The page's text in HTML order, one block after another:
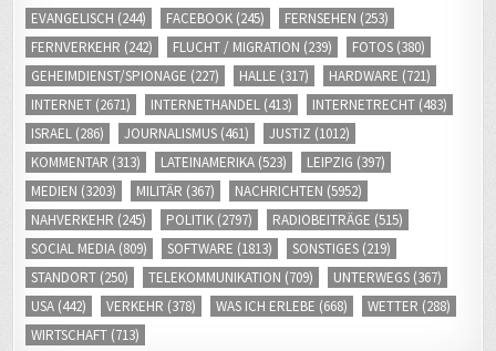
EVANGELISCH (244) FACEBOOK (245) FERNSEHEN (253)
FERNVERKEHR (242) FLUCHT / MIGRATION (239) FOTOS (380)
GEHEIMDIENST/SPIONAGE (227) HALLE (317) HARDWARE (721)
INTERNET (2671) INTERNETHANDEL (413) INTERNETRECHT (483)
ISRAEL (286) JOURNALISMUS (461) JUSTIZ (1012)
KOMMENTAR (313) LATEINAMERIKA (523) LEIPZIG (397)
MEDIEN (3203) MILITÄR (367) NACHRICHTEN (5952)
NAHVERKEHR (245) POLITIK (2797) RADIOBEITRÄGE (515)
SOCIAL MEDIA (809) SOFTWARE (1813) SONSTIGES (219)
STANDORT (250) TELEKOMMUNIKATION (709) UNTERWEGS (367)
USA (442) VERKEHR (378) WAS ICH ERLEBE (668) WETTER (288)
WIRTSCHAFT (713)